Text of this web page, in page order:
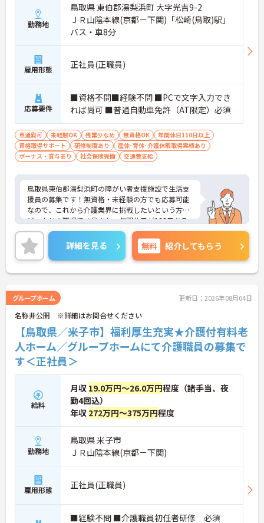
勤務地
鳥取県 東伯郡湯梨浜町 大字光吉9-2
ＪＲ山陰本線(京都－下関)「松崎(鳥取)駅」
バス・車8分
雇用形態 正社員(正職員)
応募要件
■資格不問■経験不問 ■PCで文字入力でき
れば尚可 ■普通自動車免許（AT限定）必須
車通勤可 未経験OK 残業少なめ 無資格OK
年間休日110日以上
資格取得サポート
研修制度あり
産休･育休･介護休暇取得実績あり
ボーナス・賞与あり
社会保険完備 交通費支給
鳥取県東伯郡湯梨浜町の障がい者支援施設で生活支
援員の募集です！無資格・未経験の方でも応募可能
なので、これから介護業界に挑戦したいという方に
ピッタリの職場です◎また、年間休日が122日ある
ので、仕事とプライベートを両立しやすい職場です
♪ご興味のある方は、面接ポイントをお伝えします
ので、お気軽にご連絡ください。
詳細を見る 無料 紹介してもらう
グループホーム 更新日：2026年08月04日
名称非公開 ※詳細はお問合せください
【鳥取県／米子市】福利厚生充実★介護付有料老
人ホーム／グループホームにて介護職員の募集で
す＜正社員＞
給料
月収 19.0万円～26.0万円程度（諸手当、夜
勤4回込）
年収 272万円～375万円程度
勤務地
鳥取県 米子市
ＪＲ山陰本線(京都－下関)
雇用形態 正社員(正職員)
■経験不問 ■介護職員初任者研修 必須